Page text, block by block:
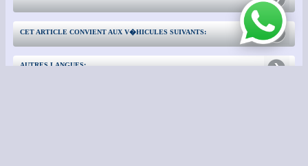
CET ARTICLE CONVIENT AUX V�HICULES SUIVANTS:
AUTRES LANGUES: